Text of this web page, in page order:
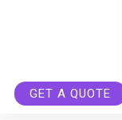
GET A QUOTE